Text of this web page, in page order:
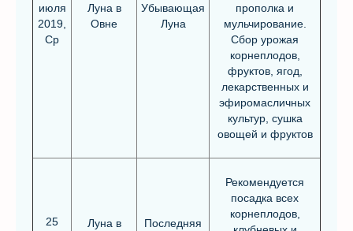
июля
2019,
Ср
Луна в
Овне
Убывающая
Луна
прополка и
мульчирование.
Сбор урожая
корнеплодов,
фруктов, ягод,
лекарственных и
эфиромасличных
культур, сушка
овощей и фруктов
25 Луна в Последняя
Рекомендуется
посадка всех
корнеплодов,